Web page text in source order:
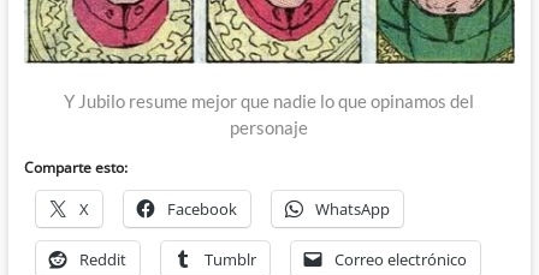
Y Jubilo resume mejor que nadie lo que opinamos del
personaje
Comparte esto:
X Facebook WhatsApp
Reddit Tumblr Correo electrónico